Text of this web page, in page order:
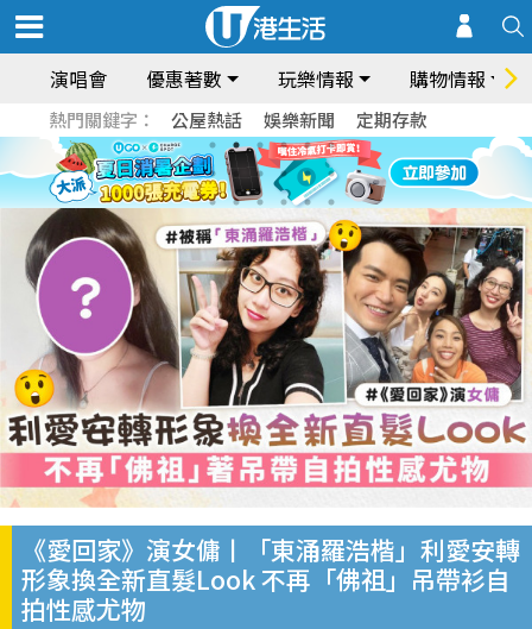
演唱會 優惠著數 玩樂情報 購物情報
熱門關鍵字： 公屋熱話 娛樂新聞 定期存款
《愛回家》演女傭丨「東涌羅浩楷」利愛安轉
形象換全新直髮Look 不再「佛祖」吊帶衫自
拍性感尤物